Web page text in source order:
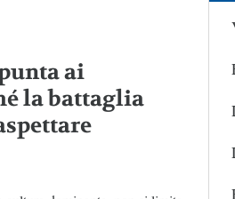
ai
la battaglia